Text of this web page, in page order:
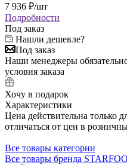
7 936 ₽/шт
Подробности
Под заказ
Нашли дешевле?
Под заказ
Наши менеджеры
условия заказа
Хочу в подарок
Характеристики
Цена действительна только
отличаться от цен в
Все товары категории
Все товары бренда